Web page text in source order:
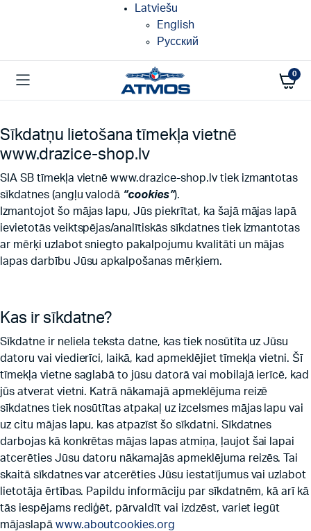
Latviešu
English
Русский
0
Sīkdatņu lietošana tīmekļa vietnē
www.drazice-shop.lv
SIA SB tīmekļa vietnē www.drazice-shop.lv tiek izmantotas
sīkdatnes (angļu valodā “cookies“).
Izmantojot šo mājas lapu, Jūs piekrītat, ka šajā mājas lapā
ievietotās veiktspējas/analītiskās sīkdatnes tiek izmantotas
ar mērķi uzlabot sniegto pakalpojumu kvalitāti un mājas
lapas darbību Jūsu apkalpošanas mērķiem.
Kas ir sīkdatne?
Sīkdatne ir neliela teksta datne, kas tiek nosūtīta uz Jūsu
datoru vai viedierīci, laikā, kad apmeklējiet tīmekļa vietni. Šī
tīmekļa vietne saglabā to jūsu datorā vai mobilajā ierīcē, kad
jūs atverat vietni. Katrā nākamajā apmeklējuma reizē
sīkdatnes tiek nosūtītas atpakaļ uz izcelsmes mājas lapu vai
uz citu mājas lapu, kas atpazīst šo sīkdatni. Sīkdatnes
darbojas kā konkrētas mājas lapas atmiņa, ļaujot šai lapai
atcerēties Jūsu datoru nākamajās apmeklējuma reizēs. Tai
skaitā sīkdatnes var atcerēties Jūsu iestatījumus vai uzlabot
lietotāja ērtības. Papildu informāciju par sīkdatnēm, kā arī kā
tās iespējams rediģēt, pārvaldīt vai izdzēst, variet iegūt
mājaslapā www.aboutcookies.org